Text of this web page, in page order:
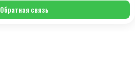
Обратная связь